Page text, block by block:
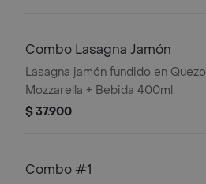
Combo Lasagna Jamón
Lasagna jamón fundido en Quezo
Mozzarella + Bebida 400ml.
$ 37.900
Combo #1